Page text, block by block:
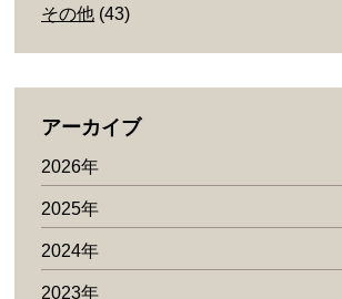
その他 (43)
アーカイブ
2026年
2025年
2024年
2023年